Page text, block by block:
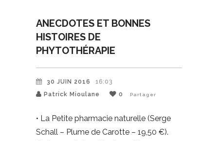
ANECDOTES ET BONNES
HISTOIRES DE
PHYTOTHÉRAPIE
30 JUIN 2016
16:03
Patrick Mioulane
0 Partager
• La Petite pharmacie naturelle (Serge
Schall – Plume de Carotte – 19,50 €).